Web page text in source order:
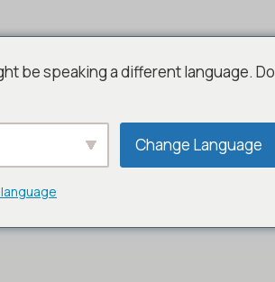
be speaking a different language. Do
Change Language